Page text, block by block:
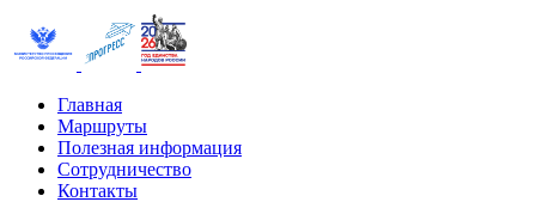
Главная
Маршруты
Полезная информация
Сотрудничество
Контакты